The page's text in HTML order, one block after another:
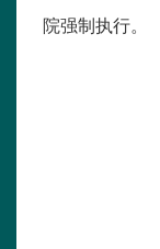
院强制执行。